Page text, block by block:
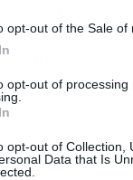
opt-out of the Sale of
opt-out of
opt-out of Collection,
Data that Is
aérea,
de
de
que se
hasta el